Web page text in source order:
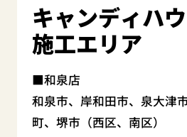
キャンディハ
施工エリア
和泉店
和泉市、岸和田市、泉大津
町、堺市（西区、南区）